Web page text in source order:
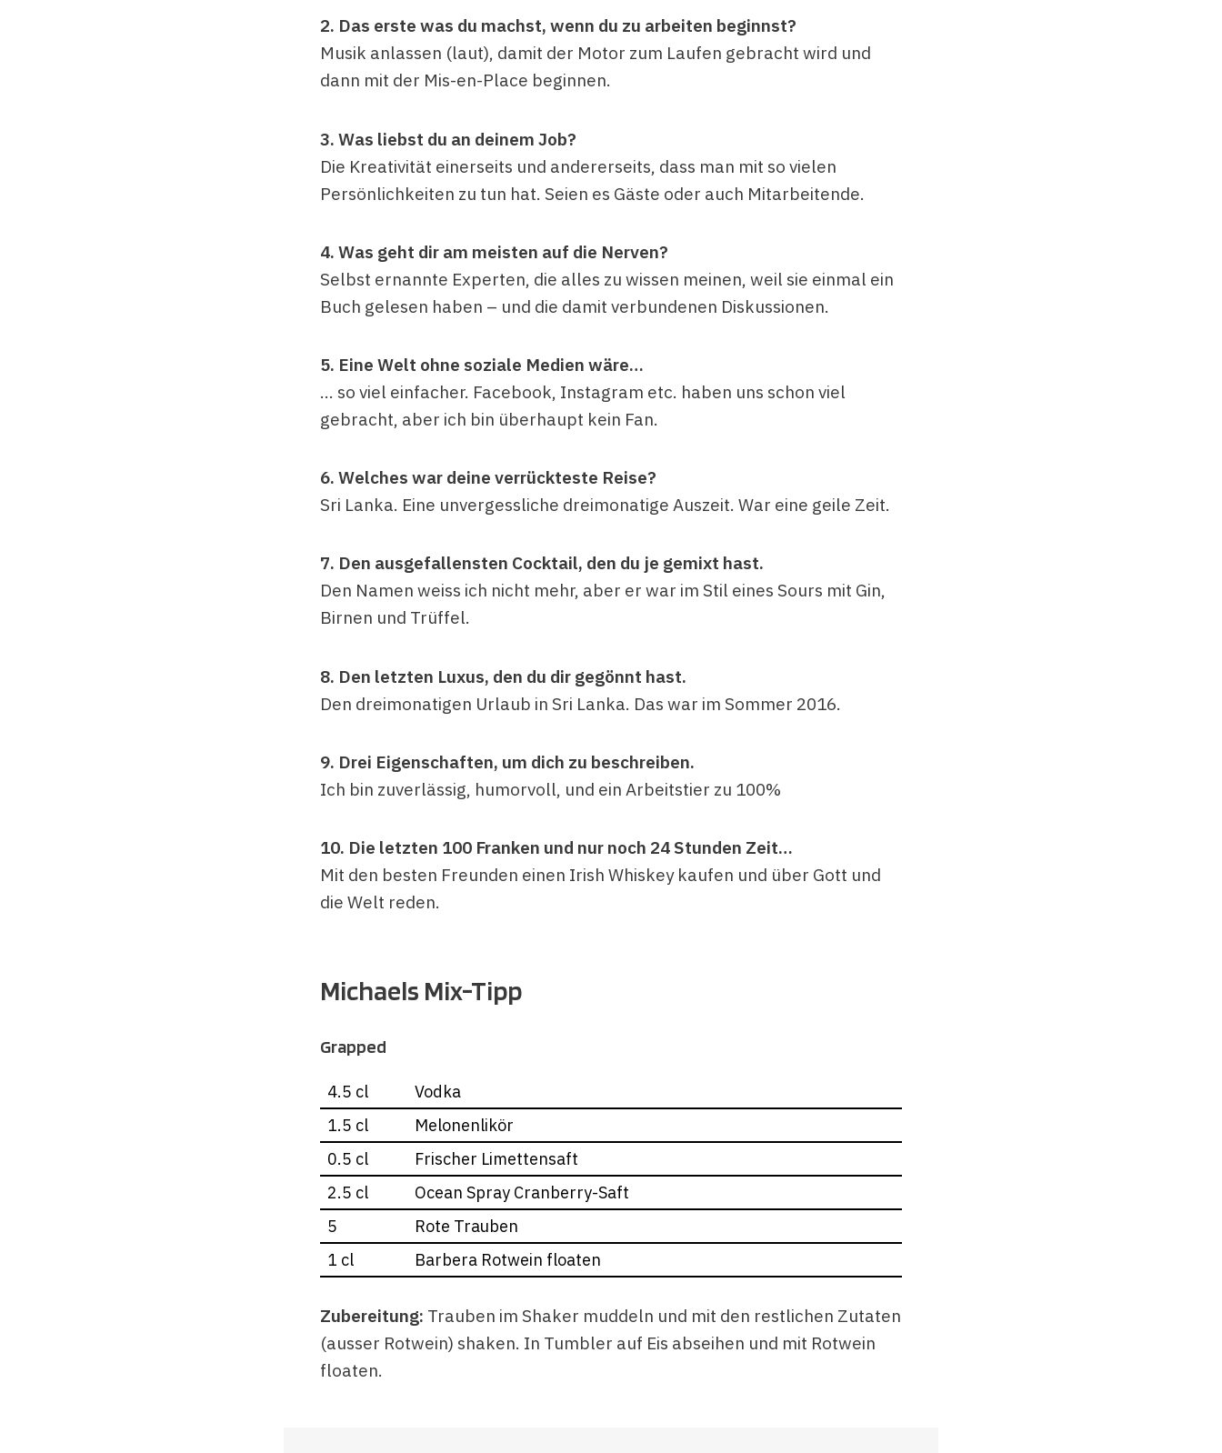
2. Das erste was du machst, wenn du zu arbeiten beginnst?
Musik anlassen (laut), damit der Motor zum Laufen gebracht wird und
dann mit der Mis-en-Place beginnen.
3. Was liebst du an deinem Job?
Die Kreativität einerseits und andererseits, dass man mit so vielen
Persönlichkeiten zu tun hat. Seien es Gäste oder auch Mitarbeitende.
4. Was geht dir am meisten auf die Nerven?
Selbst ernannte Experten, die alles zu wissen meinen, weil sie einmal ein
Buch gelesen haben – und die damit verbundenen Diskussionen.
5. Eine Welt ohne soziale Medien wäre…
… so viel einfacher. Facebook, Instagram etc. haben uns schon viel
gebracht, aber ich bin überhaupt kein Fan.
6. Welches war deine verrückteste Reise?
Sri Lanka. Eine unvergessliche dreimonatige Auszeit. War eine geile Zeit.
7. Den ausgefallensten Cocktail, den du je gemixt hast.
Den Namen weiss ich nicht mehr, aber er war im Stil eines Sours mit Gin,
Birnen und Trüffel.
8. Den letzten Luxus, den du dir gegönnt hast.
Den dreimonatigen Urlaub in Sri Lanka. Das war im Sommer 2016.
9. Drei Eigenschaften, um dich zu beschreiben.
Ich bin zuverlässig, humorvoll, und ein Arbeitstier zu 100%
10. Die letzten 100 Franken und nur noch 24 Stunden Zeit…
Mit den besten Freunden einen Irish Whiskey kaufen und über Gott und
die Welt reden.
Michaels Mix-Tipp
Grapped
4.5 cl
Vodka
1.5 cl
Melonenlikör
0.5 cl
Frischer Limettensaft
2.5 cl
Ocean Spray Cranberry-Saft
5
Rote Trauben
1 cl
Barbera Rotwein floaten
Zubereitung: Trauben im Shaker muddeln und mit den restlichen Zutaten
(ausser Rotwein) shaken. In Tumbler auf Eis abseihen und mit Rotwein
floaten.